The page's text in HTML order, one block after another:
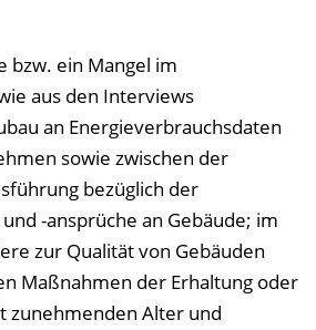
bzw. ein Mangel im
aus den Interviews
an Energieverbrauchsdaten
sowie zwischen der
bezüglich der
-ansprüche an Gebäude; im
zur Qualität von Gebäuden
Maßnahmen der Erhaltung oder
zunehmenden Alter und